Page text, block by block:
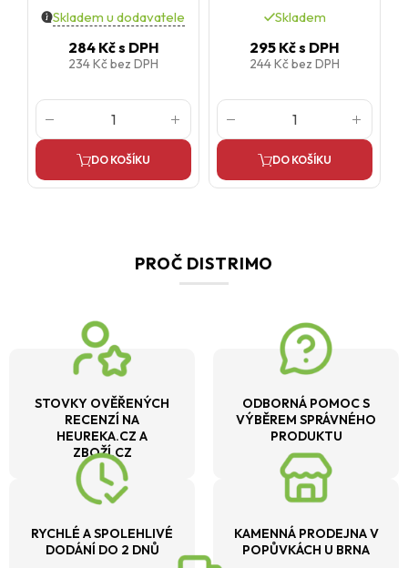
Skladem u dodavatele
284 Kčs DPH
234 Kčbez DPH
DO KOŠÍKU
Skladem
295 Kčs DPH
244 Kčbez DPH
DO KOŠÍKU
PROČ DISTRIMO
STOVKY OVĚŘENÝCH
RECENZÍ NA
HEUREKA.CZ A
ZBOŽÍ.CZ
ODBORNÁ POMOC S
VÝBĚREM SPRÁVNÉHO
PRODUKTU
RYCHLÉ A SPOLEHLIVÉ
DODÁNÍ DO 2 DNŮ
KAMENNÁ PRODEJNA V
POPŮVKÁCH U BRNA